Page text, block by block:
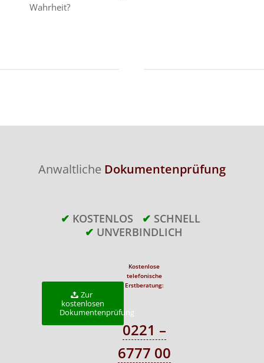
Wahrheit?
Anwaltliche Dokumentenprüfung
✔ KOSTENLOS ✔ SCHNELL
✔ UNVERBINDLICH
Zur
kostenlosen
Dokumentenprüfung
Kostenlose
telefonische
Erstberatung:
0221 –
6777 00